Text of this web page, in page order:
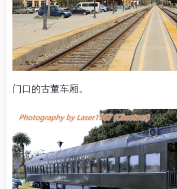
门口的古董车厢。